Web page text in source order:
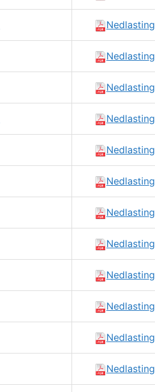
Nedlasting
Nedlasting
Nedlasting
Nedlasting
Nedlasting
Nedlasting
Nedlasting
Nedlasting
Nedlasting
Nedlasting
Nedlasting
Nedlasting